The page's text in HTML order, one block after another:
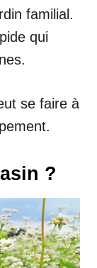
familial.
qui
se faire à
?